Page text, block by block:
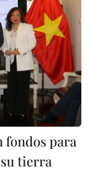
fondos para
tierra